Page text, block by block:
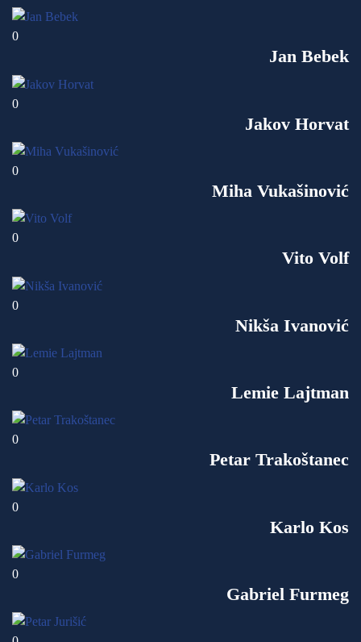
0
Jan Bebek
0
Jakov Horvat
0
Miha Vukašinović
0
Vito Volf
0
Nikša Ivanović
0
Lemie Lajtman
0
Petar Trakoštanec
0
Karlo Kos
0
Gabriel Furmeg